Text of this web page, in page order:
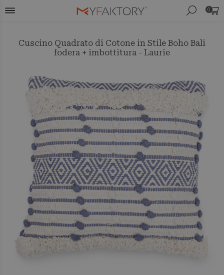
0
Cuscino Quadrato di Cotone in Stile Boho Bali
fodera + imbottitura - Laurie